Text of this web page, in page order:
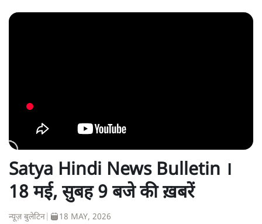
Satya Hindi News Bulletin ।
18 मई, सुबह 9 बजे की ख़बरें
न्यूज़ बुलेटिन 18 MAY, 2026